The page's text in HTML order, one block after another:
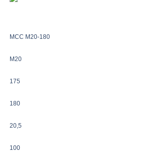
MCC M20-180
M20
175
180
20,5
100